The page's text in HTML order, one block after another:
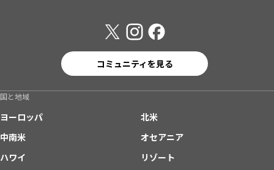
コミュニティを見る
国と地域
ヨーロッパ
北米
中南米
オセアニア
ハワイ
リゾート